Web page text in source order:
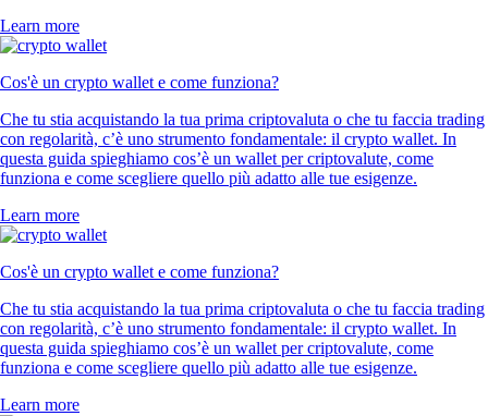
Learn more
Cos'è un crypto wallet e come funziona?
Che tu stia acquistando la tua prima criptovaluta o che tu faccia trading
con regolarità, c’è uno strumento fondamentale: il crypto wallet. In
questa guida spieghiamo cos’è un wallet per criptovalute, come
funziona e come scegliere quello più adatto alle tue esigenze.
Learn more
Cos'è un crypto wallet e come funziona?
Che tu stia acquistando la tua prima criptovaluta o che tu faccia trading
con regolarità, c’è uno strumento fondamentale: il crypto wallet. In
questa guida spieghiamo cos’è un wallet per criptovalute, come
funziona e come scegliere quello più adatto alle tue esigenze.
Learn more